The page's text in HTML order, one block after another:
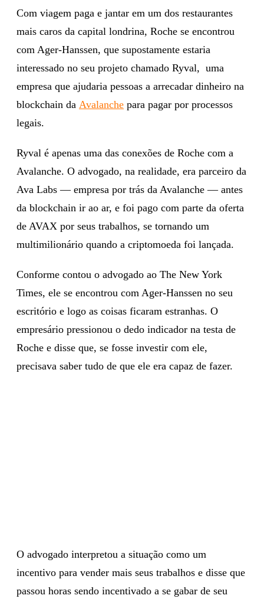
Com viagem paga e jantar em um dos restaurantes
mais caros da capital londrina, Roche se encontrou
com Ager-Hanssen, que supostamente estaria
interessado no seu projeto chamado Ryval, uma
empresa que ajudaria pessoas a arrecadar dinheiro na
blockchain da Avalanche para pagar por processos
legais.
Ryval é apenas uma das conexões de Roche com a
Avalanche. O advogado, na realidade, era parceiro da
Ava Labs — empresa por trás da Avalanche — antes
da blockchain ir ao ar, e foi pago com parte da oferta
de AVAX por seus trabalhos, se tornando um
multimilionário quando a criptomoeda foi lançada.
Conforme contou o advogado ao The New York
Times, ele se encontrou com Ager-Hanssen no seu
escritório e logo as coisas ficaram estranhas. O
empresário pressionou o dedo indicador na testa de
Roche e disse que, se fosse investir com ele,
precisava saber tudo de que ele era capaz de fazer.
O advogado interpretou a situação como um
incentivo para vender mais seus trabalhos e disse que
passou horas sendo incentivado a se gabar de seu